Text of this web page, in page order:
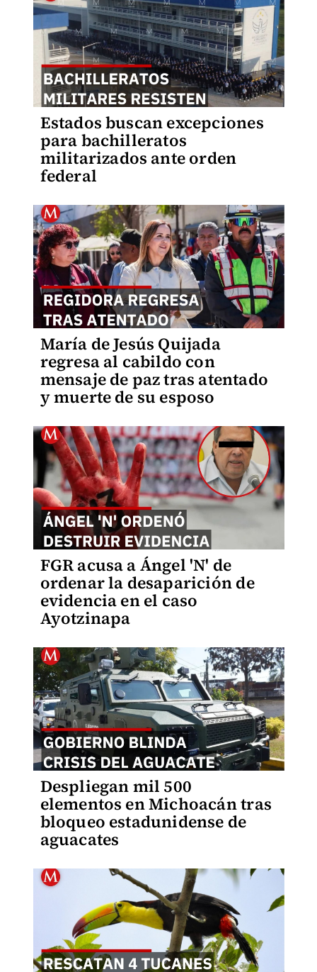
Estados buscan excepciones
para bachilleratos
militarizados ante orden
federal
María de Jesús Quijada
regresa al cabildo con
mensaje de paz tras atentado
y muerte de su esposo
FGR acusa a Ángel 'N' de
ordenar la desaparición de
evidencia en el caso
Ayotzinapa
Despliegan mil 500
elementos en Michoacán tras
bloqueo estadunidense de
aguacates